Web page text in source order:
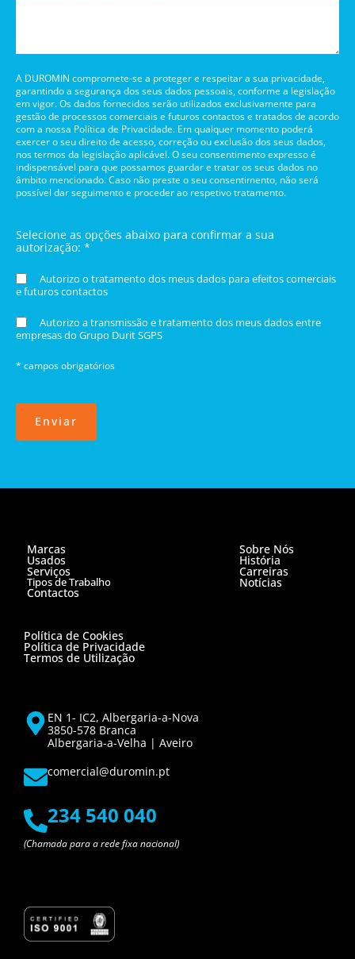
A DUROMIN compromete-se a proteger e respeitar a sua privacidade,
garantindo a segurança dos seus dados pessoais, conforme a legislação
em vigor. Os dados fornecidos serão utilizados exclusivamente para
gestão de processos comerciais e futuros contactos e tratados de acordo
com a nossa Política de Privacidade. Em qualquer momento poderá
exercer o seu direito de acesso, correção ou exclusão dos seus dados,
nos termos da legislação aplicável. O seu consentimento expresso é
indispensável para que possamos guardar e tratar os seus dados no
âmbito mencionado. Caso não preste o seu consentimento, não será
possível dar seguimento e proceder ao respetivo tratamento.
Selecione as opções abaixo para confirmar a sua
autorização: *
Autorizo o tratamento dos meus dados para efeitos comerciais
e futuros contactos
Autorizo a transmissão e tratamento dos meus dados entre
empresas do Grupo Durit SGPS
* campos obrigatórios
Enviar
Marcas
Usados
Serviços
Tipos de Trabalho
Contactos
Sobre Nós
História
Carreiras
Notícias
Política de Cookies
Política de Privacidade
Termos de Utilização
EN 1- IC2, Albergaria-a-Nova
3850-578 Branca
Albergaria-a-Velha | Aveiro
comercial@duromin.pt
234 540 040
(Chamada para a rede fixa nacional)